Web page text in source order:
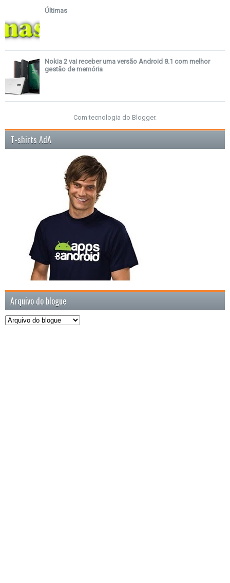
Últimas
Nokia 2 vai receber uma versão Android 8.1 com melhor
gestão de memória
Com tecnologia do Blogger.
T-shirts AdA
Arquivo do blogue